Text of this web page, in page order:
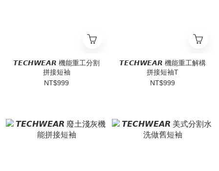
𝙏𝙀𝘾𝙃𝙒𝙀𝘼𝙍 機能重工分割
拼接短袖
NT$999
𝙏𝙀𝘾𝙃𝙒𝙀𝘼𝙍 機能重工解構
拼接短袖T
NT$999